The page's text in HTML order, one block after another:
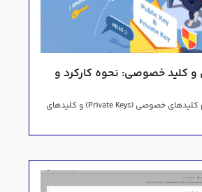
و کلید خصوصی: نحوه کارکرد و
دو مفهوم مهم کلیدهای خصوصی (Private Keys) و کلیدهای